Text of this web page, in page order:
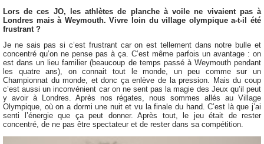
Lors de ces JO, les athlètes de planche à voile ne vivaient pas à
Londres mais à Weymouth. Vivre loin du village olympique a-t-il été
frustrant ?
Je ne sais pas si c’est frustrant car on est tellement dans notre bulle et
concentré qu’on ne pense pas à ça. C’est même parfois un avantage : on
est dans un lieu familier (beaucoup de temps passé à Weymouth pendant
les quatre ans), on connait tout le monde, un peu comme sur un
Championnat du monde, et donc ça enlève de la pression. Mais du coup
c’est aussi un inconvénient car on ne sent pas la magie des Jeux qu’il peut
y avoir à Londres. Après nos régates, nous sommes allés au Village
Olympique, où on a dormi une nuit et vu la finale du hand. C’est là que j’ai
senti l’énergie que ça peut donner. Après tout, le jeu était de rester
concentré, de ne pas être spectateur et de rester dans sa compétition.